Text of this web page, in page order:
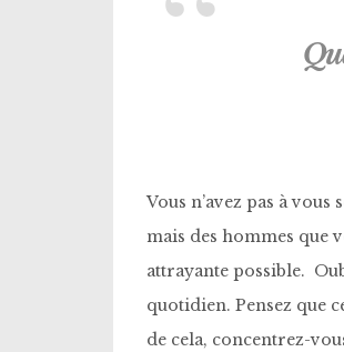
Vous n’avez pas à vous
mais des hommes que
attrayante possible.
quotidien. Pensez que
de cela, concentrez-